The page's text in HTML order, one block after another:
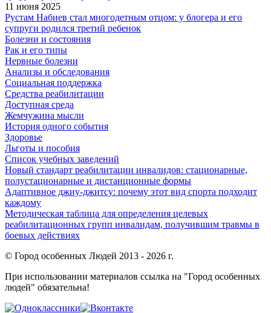
11 июня 2025
Рустам Набиев стал многодетным отцом: у блогера и его
супруги родился третий ребенок
Болезни и состояния
Рак и его типы
Нервные болезни
Анализы и обследования
Социальная поддержка
Средства реабилитации
Доступная среда
Жемчужина мысли
История одного события
Здоровье
Льготы и пособия
Список учебных заведений
Новый стандарт реабилитации инвалидов: стационарные,
полустационарные и дистанционные формы
Адаптивное джиу-джитсу: почему этот вид спорта подходит
каждому
Методическая таблица для определения целевых
реабилитационных групп инвалидам, получившим травмы в
боевых действиях
© Город особенных Людей 2013 - 2026 г.
При использовании материалов ссылка на "Город особенных
людей" обязательна!